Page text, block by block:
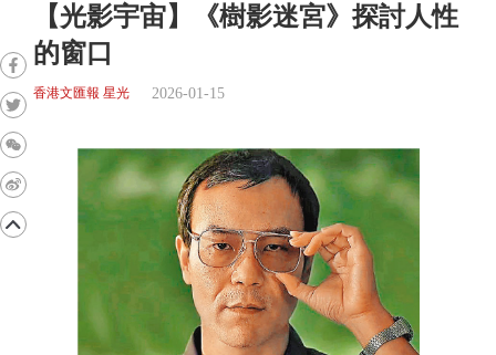
【光影宇宙】《樹影迷宮》探討人性
的窗口
香港文匯報 星光 2026-01-15